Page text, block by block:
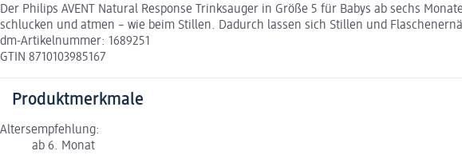
Der Philips AVENT Natural Response Trinksauger in Größe 5 für Babys ab sechs
schlucken und atmen – wie beim Stillen. Dadurch lassen sich Stillen und
dm-Artikelnummer: 1689251
GTIN 8710103985167
Produktmerkmale
Altersempfehlung:
ab 6. Monat